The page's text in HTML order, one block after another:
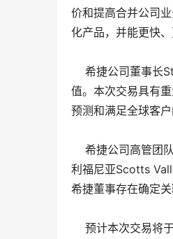
价和提高合并公司
化产品，并能更快
希捷公司董事长
值。本次交易具有
预测和满足全球客
希捷公司高管团队
利福尼亚Scotts
希捷董事存在确定
预计本次交易将